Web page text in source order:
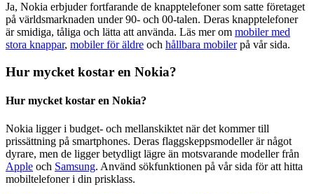
Ja, Nokia erbjuder fortfarande de knapptelefoner som satte företaget
på världsmarknaden under 90- och 00-talen. Deras knapptelefoner
är smidiga, tåliga och lätta att använda. Läs mer om mobiler med
stora knappar, mobiler för äldre och hållbara mobilerpå vår sida.
Hur mycket kostar en Nokia?
Hur mycket kostar en Nokia?
Nokia ligger i budget- och mellanskiktet när det kommer till
prissättning på smartphones. Deras flaggskeppsmodeller är något
dyrare, men de ligger betydligt lägre än motsvarande modeller från
Apple och Samsung. Använd sökfunktionen på vår sida för att hitta
mobiltelefoner i din prisklass.